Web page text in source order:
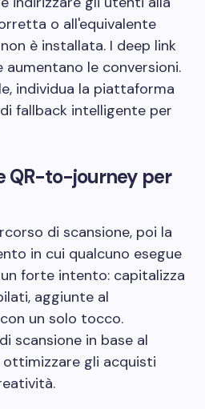
o all'equivalente
è installata. I deep link
aumentano le conversioni.
individua la piattaforma
fallback intelligente per
QR-to-journey per
di scansione, poi la
in cui qualcuno esegue
forte intento: capitalizza
aggiunte al
un solo tocco.
scansione in base al
gli acquisti